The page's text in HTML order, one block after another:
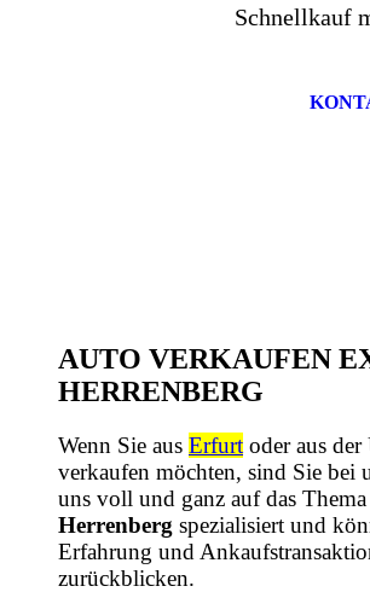
Schnellkauf
AUTO VERKAUFEN
HERRENBERG
Wenn Sie aus Erfurt oder aus
verkaufen möchten, sind Sie bei
uns voll und ganz auf das Thema
Herrenberg spezialisiert und
Erfahrung und
zurückblicken.